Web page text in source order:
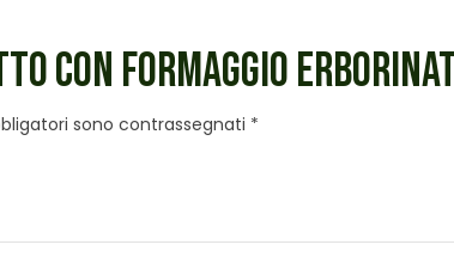
CON FORMAGGIO
sono contrassegnati *